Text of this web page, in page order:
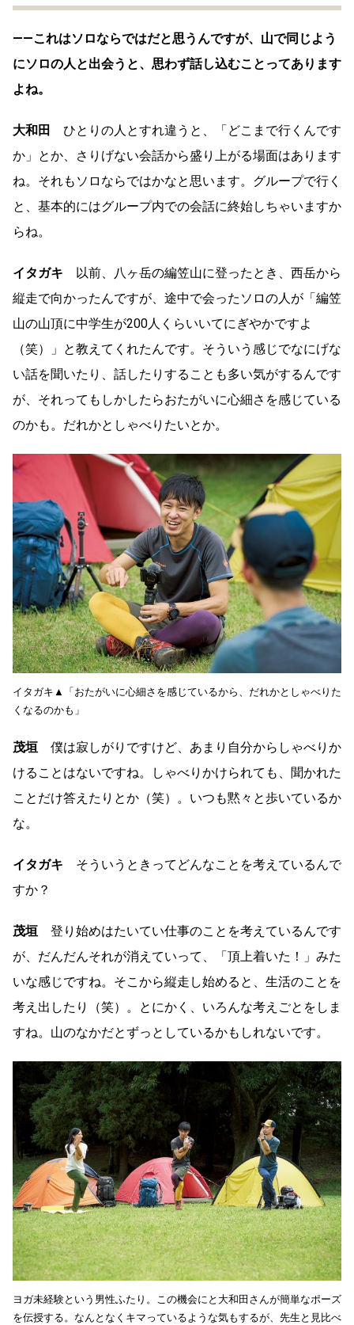
――これはソロならではだと思うんですが、山で同じよう
にソロの人と出会うと、思わず話し込むことってあります
よね。
大和田
ひとりの人とすれ違うと、「どこまで行くんです
か」とか、さりげない会話から盛り上がる場面はあります
ね。それもソロならではかなと思います。グループで行く
と、基本的にはグループ内での会話に終始しちゃいますか
らね。
イタガキ 以前、八ヶ岳の編笠山に登ったとき、西岳から
縦走で向かったんですが、途中で会ったソロの人が「編笠
山の山頂に中学生が200人くらいいてにぎやかですよ
（笑）」と教えてくれたんです。そういう感じでなにげな
い話を聞いたり、話したりすることも多い気がするんです
が、それってもしかしたらおたがいに心細さを感じている
のかも。だれかとしゃべりたいとか。
イタガキ▲「おたがいに心細さを感じているから、だれかとしゃべりた
くなるのかも」
茂垣 僕は寂しがりですけど、あまり自分からしゃべりか
けることはないですね。しゃべりかけられても、聞かれた
ことだけ答えたりとか（笑）。いつも黙々と歩いているか
な。
イタガキ そういうときってどんなことを考えているんで
すか？
茂垣 登り始めはたいてい仕事のことを考えているんです
が、だんだんそれが消えていって、「頂上着いた！」みた
いな感じですね。そこから縦走し始めると、生活のことを
考え出したり（笑）。とにかく、いろんな考えごとをしま
すね。山のなかだとずっとしているかもしれないです。
ヨガ未経験という男性ふたり。この機会にと大和田さんが簡単なポーズ
を伝授する。なんとなくキマっているような気もするが、先生と見比べ